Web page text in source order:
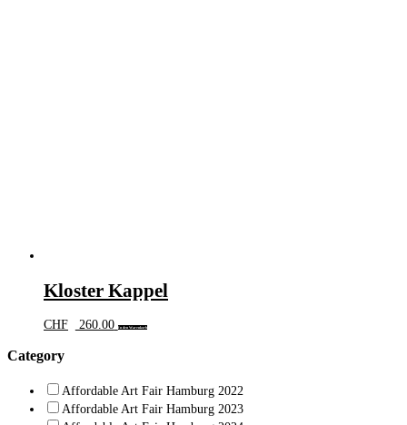
Kloster Kappel
CHF 260.00 In den Warenkorb
Category
Affordable Art Fair Hamburg 2022
Affordable Art Fair Hamburg 2023